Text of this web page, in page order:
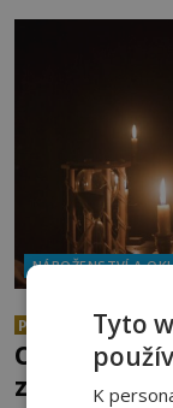
NÁBOŽENSTVÍ A
PREMIUM
Obsahuje
zaříkávadla?
Tyto
K